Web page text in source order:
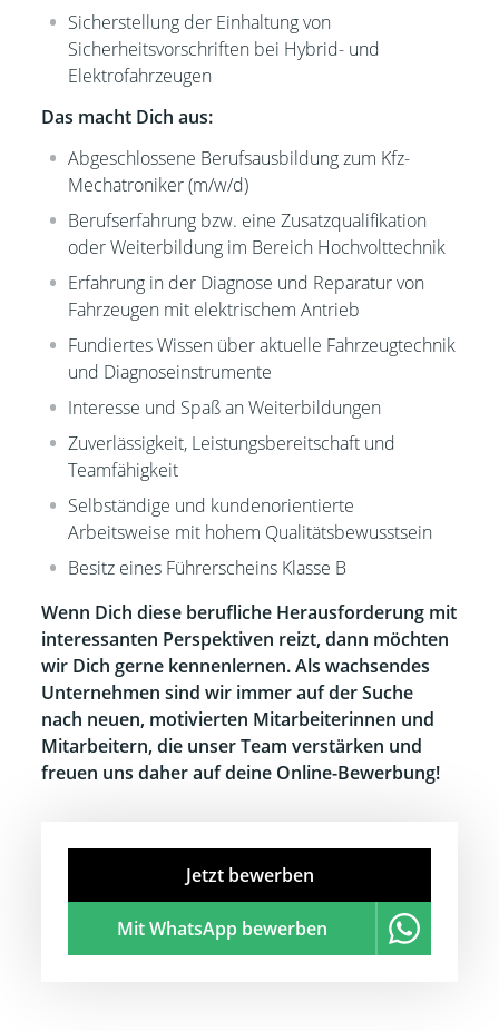
Sicherstellung der Einhaltung von
Sicherheitsvorschriften bei Hybrid- und
Elektrofahrzeugen
Das macht Dich aus:
Abgeschlossene Berufsausbildung zum Kfz-
Mechatroniker (m/w/d)
Berufserfahrung bzw. eine Zusatzqualifikation
oder Weiterbildung im Bereich Hochvolttechnik
Erfahrung in der Diagnose und Reparatur von
Fahrzeugen mit elektrischem Antrieb
Fundiertes Wissen über aktuelle Fahrzeugtechnik
und Diagnoseinstrumente
Interesse und Spaß an Weiterbildungen
Zuverlässigkeit, Leistungsbereitschaft und
Teamfähigkeit
Selbständige und kundenorientierte
Arbeitsweise mit hohem Qualitätsbewusstsein
Besitz eines Führerscheins Klasse B
Wenn Dich diese berufliche Herausforderung mit
interessanten Perspektiven reizt, dann möchten
wir Dich gerne kennenlernen. Als wachsendes
Unternehmen sind wir immer auf der Suche
nach neuen, motivierten Mitarbeiterinnen und
Mitarbeitern, die unser Team verstärken und
freuen uns daher auf deine Online-Bewerbung!
Jetzt bewerben
Mit WhatsApp bewerben